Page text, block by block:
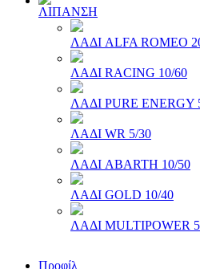
ΛΙΠΑΝΣΗ
ΛΑΔΙ ALFA ROMEO
ΛΑΔΙ RACING 10/60
ΛΑΔΙ PURE ENERGY
ΛΑΔΙ WR 5/30
ΛΑΔΙ ABARTH 10/50
ΛΑΔΙ GOLD 10/40
ΛΑΔΙ MULTIPOWER
Προφίλ